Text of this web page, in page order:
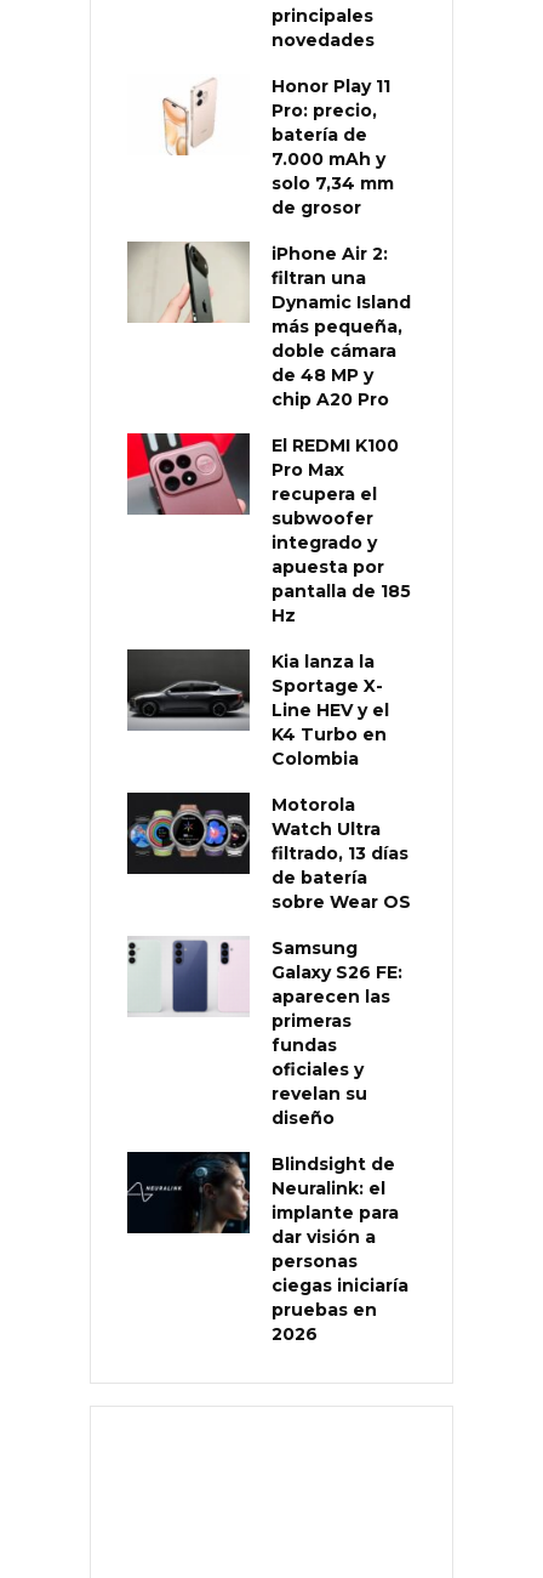
principales
novedades
Honor Play 11
Pro: precio,
batería de
7.000 mAh y
solo 7,34 mm
de grosor
iPhone Air 2:
filtran una
Dynamic Island
más pequeña,
doble cámara
de 48 MP y
chip A20 Pro
El REDMI K100
Pro Max
recupera el
subwoofer
integrado y
apuesta por
pantalla de 185
Hz
Kia lanza la
Sportage X-
Line HEV y el
K4 Turbo en
Colombia
Motorola
Watch Ultra
filtrado, 13 días
de batería
sobre Wear OS
Samsung
Galaxy S26 FE:
aparecen las
primeras
fundas
oficiales y
revelan su
diseño
Blindsight de
Neuralink: el
implante para
dar visión a
personas
ciegas iniciaría
pruebas en
2026